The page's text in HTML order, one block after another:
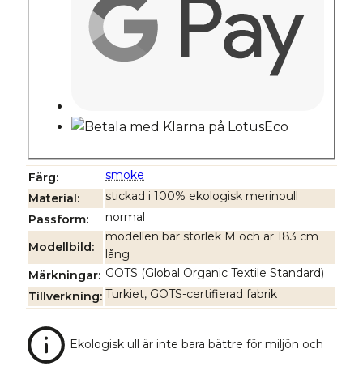
Färg
smoke
Material
stickad i 100% ekologisk merinoull
Passform
normal
Modellbild
modellen bär storlek M och är 183 cm
lång
Märkningar GOTS (Global Organic Textile Standard)
Tillverkning Turkiet, GOTS-certifierad fabrik
Ekologisk ull är inte bara bättre för miljön och